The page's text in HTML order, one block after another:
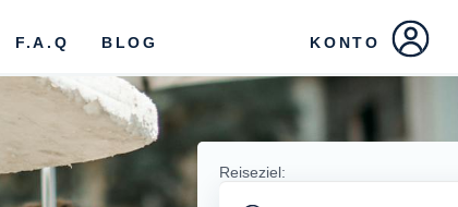
F.A.Q BLOG KONTO
Reiseziel: